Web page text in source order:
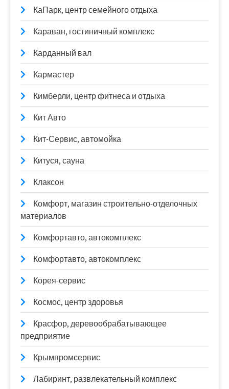
КаПарк, центр семейного отдыха
Караван, гостиничный комплекс
Карданный вал
Кармастер
Кимберли, центр фитнеса и отдыха
Кит Авто
Кит-Сервис, автомойка
Китуся, сауна
Клаксон
Комфорт, магазин строительно-отделочных
материалов
Комфортавто, автокомплекс
Комфортавто, автокомплекс
Корея-сервис
Космос, центр здоровья
Красфор, деревообрабатывающее
предприятие
Крымпромсервис
Лабиринт, развлекательный комплекс